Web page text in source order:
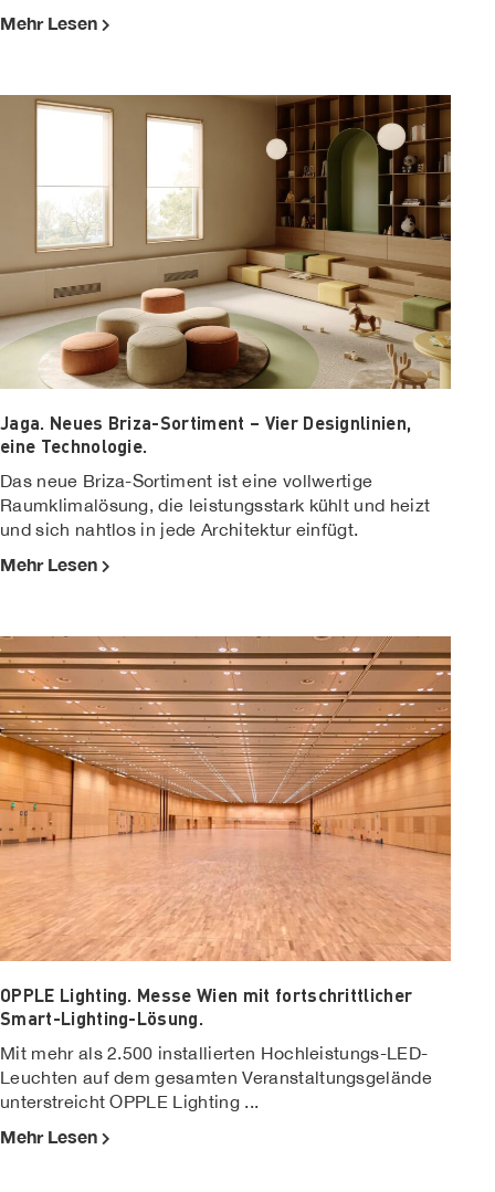
Mehr Lesen
Jaga. Neues Briza-Sortiment – Vier Designlinien,
eine Technologie.
Das neue Briza-Sortiment ist eine vollwertige
Raumklimalösung, die leistungsstark kühlt und heizt
und sich nahtlos in jede Architektur einfügt.
Mehr Lesen
OPPLE Lighting. Messe Wien mit fortschrittlicher
Smart-Lighting-Lösung.
Mit mehr als 2.500 installierten Hochleistungs-LED-
Leuchten auf dem gesamten Veranstaltungsgelände
unterstreicht OPPLE Lighting ...
Mehr Lesen